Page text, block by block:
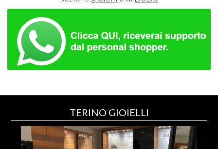
TERINO GIOIELLI